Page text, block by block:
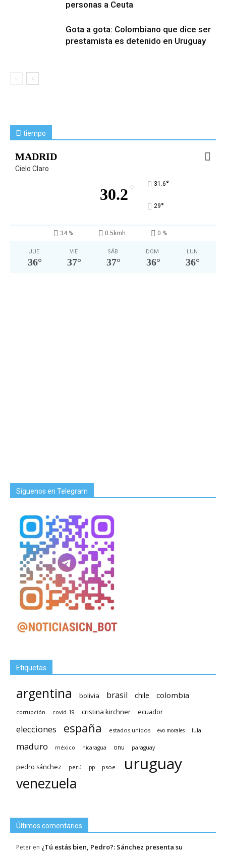
personas a Ceuta
Gota a gota: Colombiano que dice ser
prestamista es detenido en Uruguay
El tiempo
MADRID
Cielo Claro
30.2 ° 31.6°
29°
34 % 0.5kmh 0 %
JUE
36°
VIE
37°
SÁB
37°
DOM
36°
LUN
36°
Síguenos en Telegram
Etiquetas
argentina bolivia brasil chile colombia
corrupción covid-19 cristina kirchner ecuador
elecciones españa estados unidos evo morales lula
maduro méxico nicaragua onu paraguay
pedro sánchez perú pp psoe. uruguay
venezuela
Últimos comentarios
Peter en ¿Tú estás bien, Pedro?: Sánchez presenta su